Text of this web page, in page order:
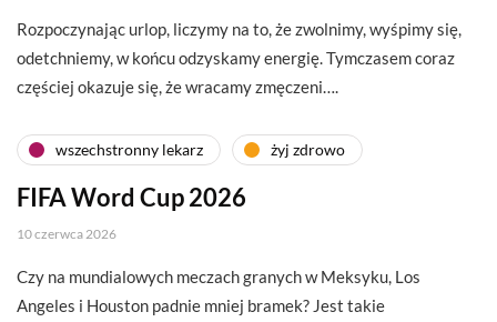
Rozpoczynając urlop, liczymy na to, że zwolnimy, wyśpimy się,
odetchniemy, w końcu odzyskamy energię. Tymczasem coraz
częściej okazuje się, że wracamy zmęczeni….
wszechstronny lekarz żyj zdrowo
FIFA Word Cup 2026
10 czerwca 2026
Czy na mundialowych meczach granych w Meksyku, Los
Angeles i Houston padnie mniej bramek? Jest takie